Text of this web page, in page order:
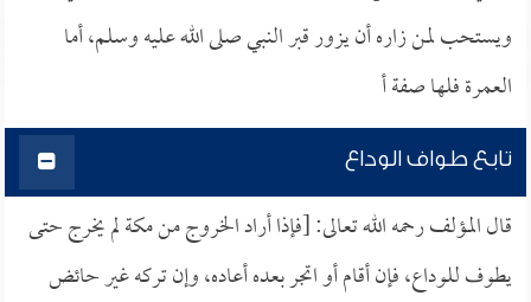
ويستحب لمن زاره أن يزور قبر النبي صلى الله عليه وسلم، أما
العمرة فلها صفة أ
تابع طواف الوداع
قال المؤلف رحمه الله تعالى: [فإذا أراد الخروج من مكة لم يخرج حتى
يطوف للوداع، فإن أقام أو اتجر بعده أعاده، وإن تركه غير حائض